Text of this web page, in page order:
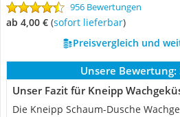
956 Bewertungen
ab 4,00 € ( Sofort lieferbar)
Preisvergleich und
Unsere Bewertung:
Unser Fazit für Kneipp
Die Kneipp Schaum-Dusche